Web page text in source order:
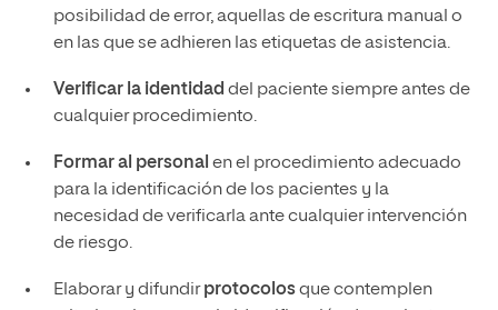
posibilidad de error, aquellas de escritura manual o
en las que se adhieren las etiquetas de asistencia.
Verificar la identidad del paciente siempre antes de
cualquier procedimiento.
Formar al personal en el procedimiento adecuado
para la identificación de los pacientes y la
necesidad de verificarla ante cualquier intervención
de riesgo.
Elaborar y difundirprotocolosque contemplen